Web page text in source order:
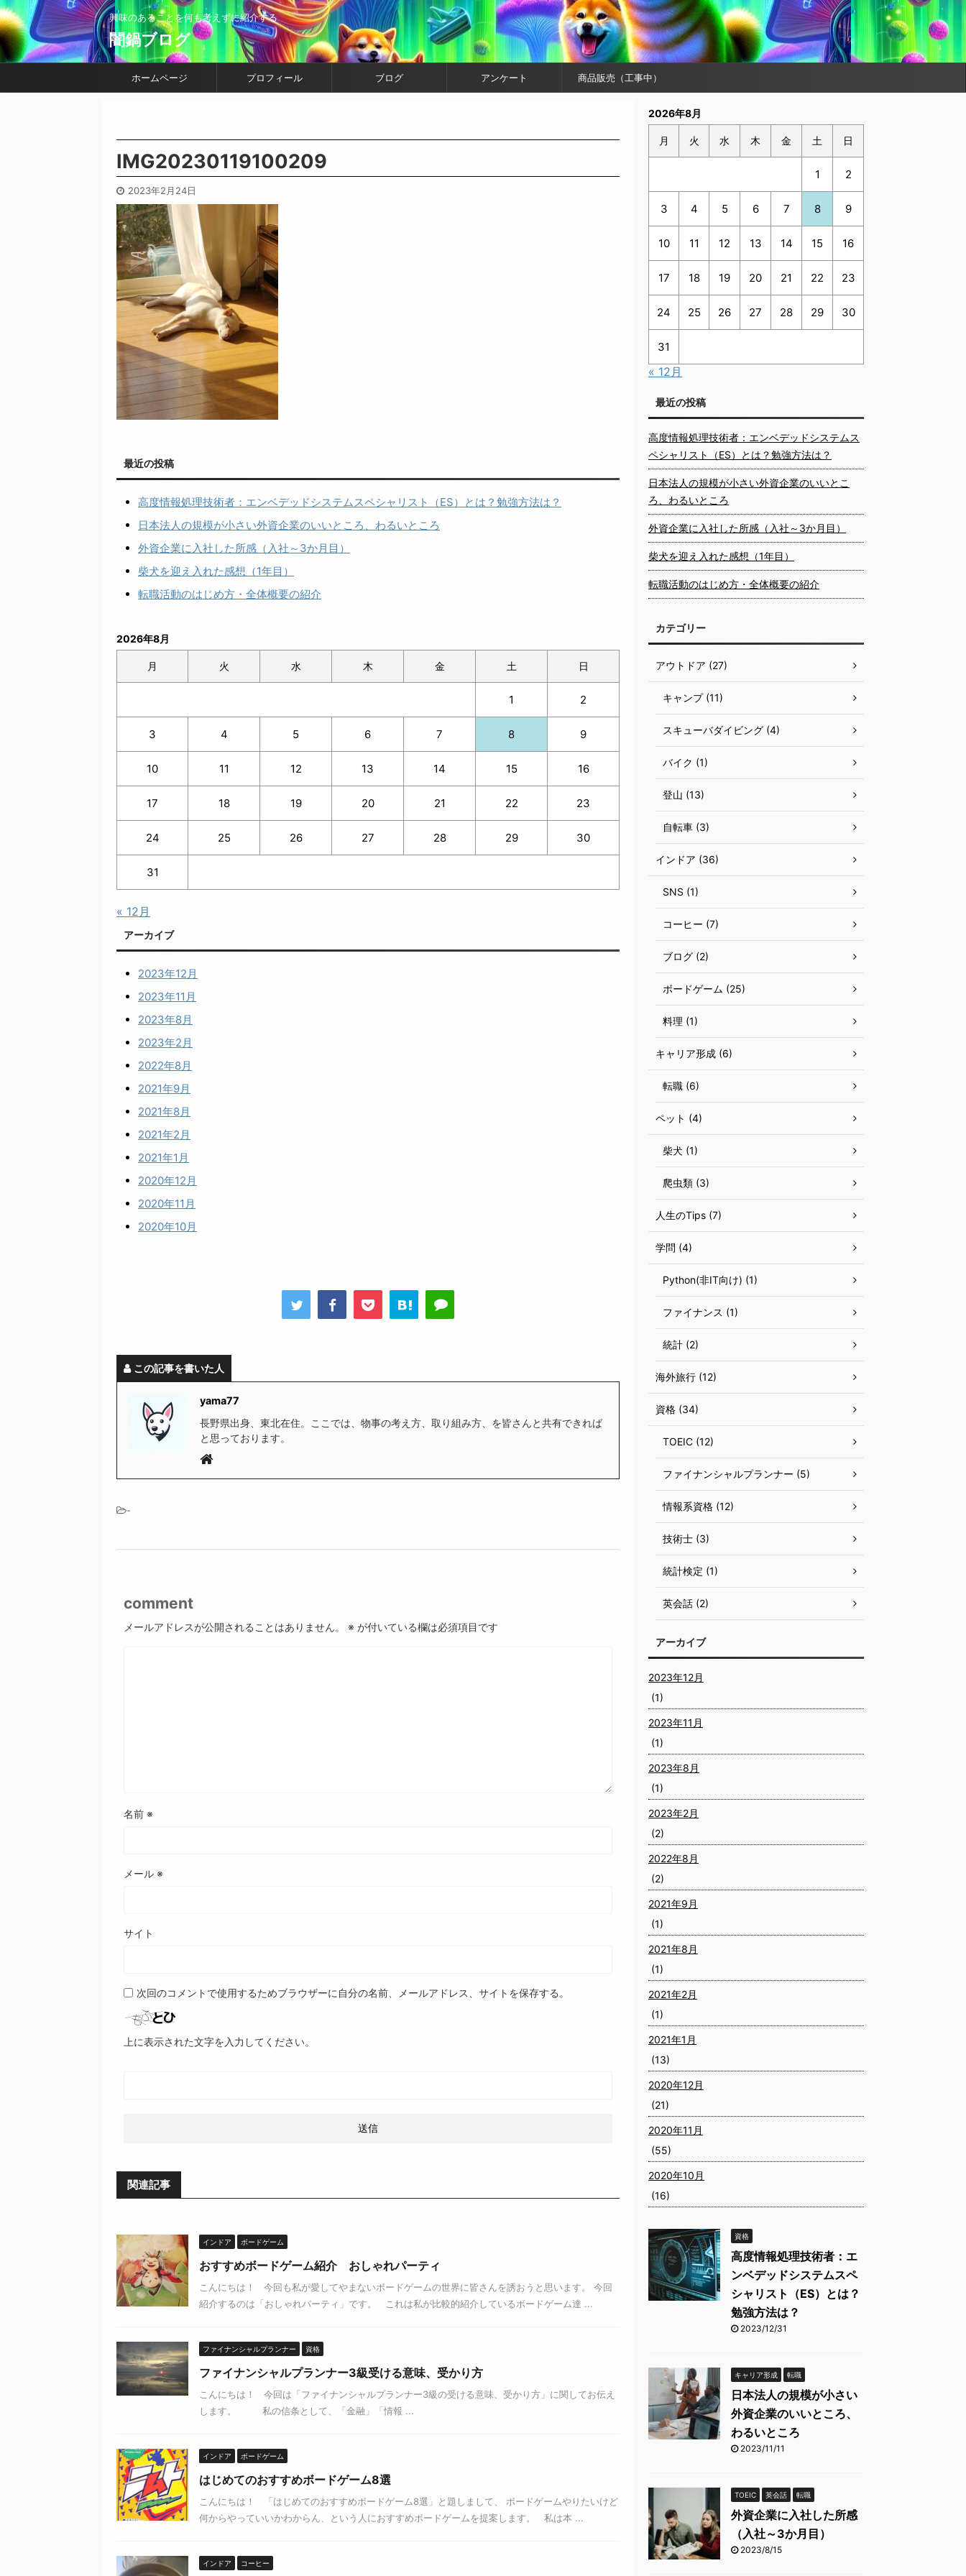
興味のあることを何も考えずに紹介する
闇鍋ブログ
ホームページ プロフィール ブログ アンケート 商品販売（工事中）
IMG20230119100209
2023年2月24日
最近の投稿
高度情報処理技術者：エンベデッドシステムスペシャリスト（ES）とは？勉強方法は？
日本法人の規模が小さい外資企業のいいところ、わるいところ
外資企業に入社した所感（入社～3か月目）
柴犬を迎え入れた感想（1年目）
転職活動のはじめ方・全体概要の紹介
2026年8月
月 火 水 木 金 土 日
1 2
3 4 5 6 7 8 9
10 11 12 13 14 15 16
17 18 19 20 21 22 23
24 25 26 27 28 29 30
31
« 12月
アーカイブ
2023年12月
2023年11月
2023年8月
2023年2月
2022年8月
2021年9月
2021年8月
2021年2月
2021年1月
2020年12月
2020年11月
2020年10月
この記事を書いた人
yama77
長野県出身、東北在住。ここでは、物事の考え方、取り組み方、を皆さんと共有できれば
と思っております。
-
comment
メールアドレスが公開されることはありません。 ※ が付いている欄は必須項目です
名前 ※
メール ※
サイト
次回のコメントで使用するためブラウザーに自分の名前、メールアドレス、サイトを保存する。
上に表示された文字を入力してください。
関連記事
インドア ボードゲーム
おすすめボードゲーム紹介 おしゃれパーティ
こんにちは！ 今回も私が愛してやまないボードゲームの世界に皆さんを誘おうと思います。 今回
紹介するのは「おしゃれパーティ」です。 これは私が比較的紹介しているボードゲーム達 ...
ファイナンシャルプランナー 資格
ファイナンシャルプランナー3級受ける意味、受かり方
こんにちは！ 今回は「ファイナンシャルプランナー3級の受ける意味、受かり方」に関してお伝え
します。 私の信条として、「金融」「情報 ...
インドア ボードゲーム
はじめてのおすすめボードゲーム8選
こんにちは！ 「はじめてのおすすめボードゲーム8選」と題しまして、 ボードゲームやりたいけど
何からやっていいかわからん、という人におすすめボードゲームを提案します。 私は本 ...
インドア コーヒー
2026年8月
月 火 水 木 金 土 日
1 2
3 4 5 6 7 8 9
10 11 12 13 14 15 16
17 18 19 20 21 22 23
24 25 26 27 28 29 30
31
« 12月
最近の投稿
高度情報処理技術者：エンベデッドシステムス
ペシャリスト（ES）とは？勉強方法は？
日本法人の規模が小さい外資企業のいいとこ
ろ、わるいところ
外資企業に入社した所感（入社～3か月目）
柴犬を迎え入れた感想（1年目）
転職活動のはじめ方・全体概要の紹介
カテゴリー
アウトドア (27)
キャンプ (11)
スキューバダイビング (4)
バイク (1)
登山 (13)
自転車 (3)
インドア (36)
SNS (1)
コーヒー (7)
ブログ (2)
ボードゲーム (25)
料理 (1)
キャリア形成 (6)
転職 (6)
ペット (4)
柴犬 (1)
爬虫類 (3)
人生のTips (7)
学問 (4)
Python(非IT向け) (1)
ファイナンス (1)
統計 (2)
海外旅行 (12)
資格 (34)
TOEIC (12)
ファイナンシャルプランナー (5)
情報系資格 (12)
技術士 (3)
統計検定 (1)
英会話 (2)
アーカイブ
2023年12月
(1)
2023年11月
(1)
2023年8月
(1)
2023年2月
(2)
2022年8月
(2)
2021年9月
(1)
2021年8月
(1)
2021年2月
(1)
2021年1月
(13)
2020年12月
(21)
2020年11月
(55)
2020年10月
(16)
資格
高度情報処理技術者：エ
ンベデッドシステムスペ
シャリスト（ES）とは？
勉強方法は？
2023/12/31
キャリア形成 転職
日本法人の規模が小さい
外資企業のいいところ、
わるいところ
2023/11/11
TOEIC 英会話 転職
外資企業に入社した所感
（入社～3か月目）
2023/8/15